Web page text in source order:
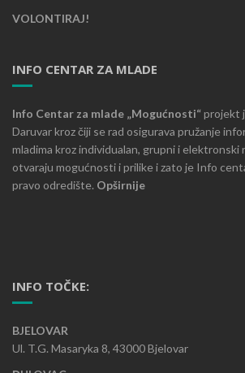
VOLONTIRAJ!
INFO CENTAR ZA MLADE
Info Centar za mlade „Mogućnosti“projekt
Daruvar kroz čiji se rad osigurava pružanje
mladima kroz individualan, grupni i elektronski
otvaraju mogućnosti i prilike i zato je Info
pravo odredište. Opširnije
INFO TOČKE:
BJELOVAR
Ul. T.G. Masaryka 8, 43000 Bjelovar